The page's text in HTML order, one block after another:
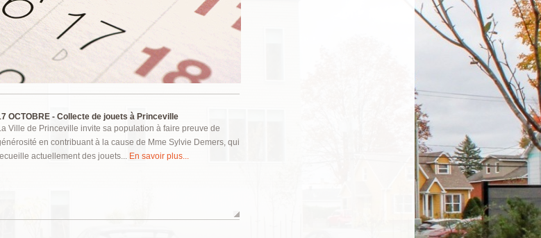
OCTOBRE - Collecte de jouets à Princeville
Ville de Princeville invite sa population à faire preuve de
en contribuant à la cause de Mme Sylvie Demers, qui
actuellement des jouets... En savoir plus...